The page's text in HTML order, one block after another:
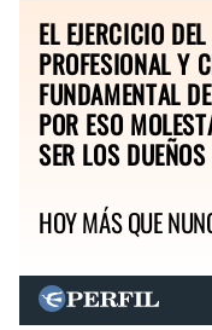
EL EJERCICIO
PROFESIONAL Y
FUNDAMENTAL
POR ESO
SER LOS
HOY MÁS QUE